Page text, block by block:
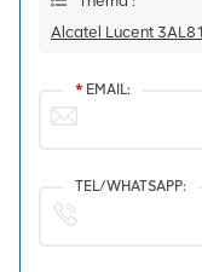
* EMAIL:
TEL/WHATSAPP: